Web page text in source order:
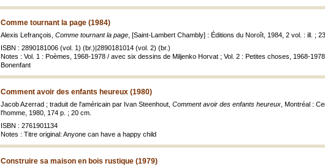
Comme tournant la page (1984)
Alexis Lefrançois, Comme tournant la page , [Saint-Lambert Chambly] : Éditions du Noroît, 1984, 2 vol. : ill. ;
ISBN : 2890181006 (vol. 1) (br.)|2890181014 (vol. 2) (br.)
Notes : Vol. 1 : Poèmes, 1968-1978 / avec six dessins de Miljenko Horvat ; Vol. 2 : Petites choses, 1968-
Bonenfant
Comment avoir des enfants heureux (1980)
Jacob Azerrad ; traduit de l'américain par Ivan Steenhout, Comment avoir des enfants heureux , Montréal :
l'homme, 1980, 174 p. ; 20 cm.
ISBN : 2761901134
Notes : Titre original: Anyone can have a happy child
Construire sa maison en bois rustique (1979)